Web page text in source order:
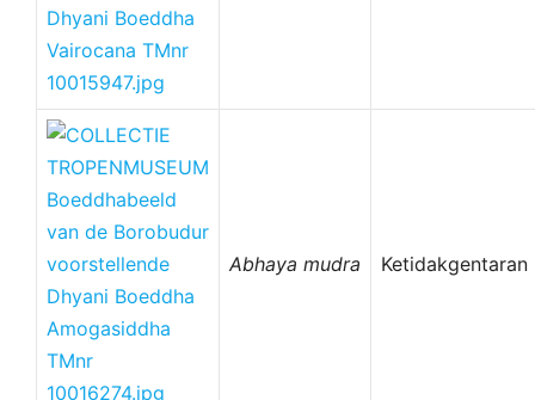
Abhaya mudra Ketidakgentaran